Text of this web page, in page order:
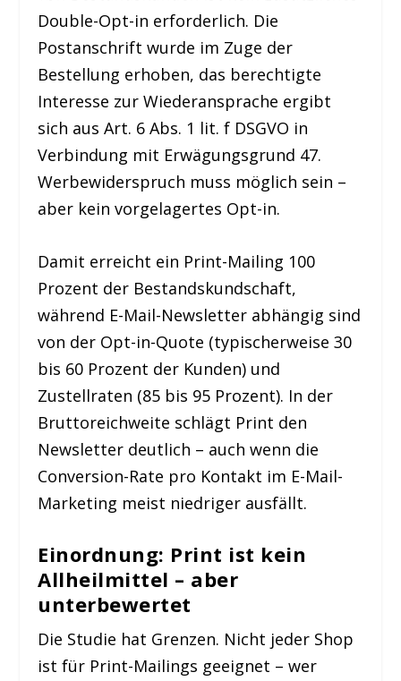
Double-Opt-in erforderlich. Die
Postanschrift wurde im Zuge der
Bestellung erhoben, das berechtigte
Interesse zur Wiederansprache ergibt
sich aus Art. 6 Abs. 1 lit. f DSGVO in
Verbindung mit Erwägungsgrund 47.
Werbewiderspruch muss möglich sein –
aber kein vorgelagertes Opt-in.
Damit erreicht ein Print-Mailing 100
Prozent der Bestandskundschaft,
während E-Mail-Newsletter abhängig sind
von der Opt-in-Quote (typischerweise 30
bis 60 Prozent der Kunden) und
Zustellraten (85 bis 95 Prozent). In der
Bruttoreichweite schlägt Print den
Newsletter deutlich – auch wenn die
Conversion-Rate pro Kontakt im E-Mail-
Marketing meist niedriger ausfällt.
Einordnung: Print ist kein
Allheilmittel – aber
unterbewertet
Die Studie hat Grenzen. Nicht jeder Shop
ist für Print-Mailings geeignet – wer